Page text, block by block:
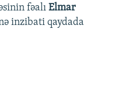
fəalı Elmar
inzibati qaydada